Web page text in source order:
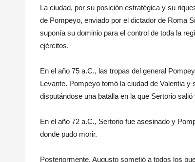
La ciudad, por su posición estratégica y su
de Pompeyo, enviado por el dictador de Roma
suponía su dominio para el control de toda la
ejércitos.
En el año 75 a.C., las tropas del general
Levante. Pompeyo tomó la ciudad de Valentia
disputándose una batalla en la que Sertorio
En el año 72 a.C., Sertorio fue asesinado y
donde pudo morir.
Posteriormente, Augusto sometió a todos los